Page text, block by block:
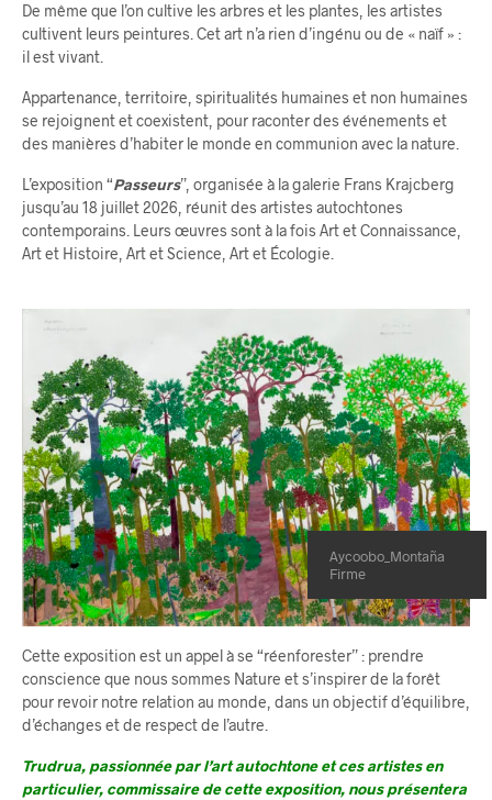
De même que l’on cultive les arbres et les plantes, les artistes
cultivent leurs peintures. Cet art n’a rien d’ingénu ou de « naïf » :
il est vivant.
Appartenance, territoire, spiritualités humaines et non humaines
se rejoignent et coexistent, pour raconter des événements et
des manières d’habiter le monde en communion avec la nature.
L’exposition “Passeurs”, organisée à la galerie Frans Krajcberg
jusqu’au 18 juillet 2026, réunit des artistes autochtones
contemporains. Leurs œuvres sont à la fois Art et Connaissance,
Art et Histoire, Art et Science, Art et Écologie.
Aycoobo_Montaña
Firme
Cette exposition est un appel à se “réenforester” : prendre
conscience que nous sommes Nature et s’inspirer de la forêt
pour revoir notre relation au monde, dans un objectif d’équilibre,
d’échanges et de respect de l’autre.
Trudrua, passionnée par l’art autochtone et ces artistes en
particulier, commissaire de cette exposition, nous présentera